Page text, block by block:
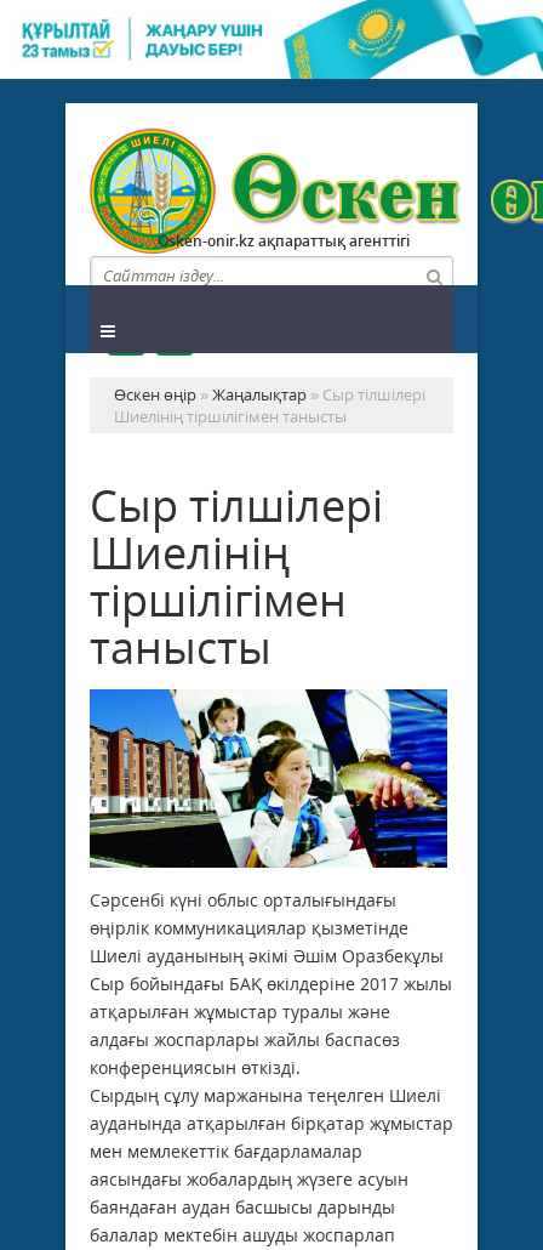
Osken-onir.kz ақпараттық агенттігі
Өскен өңір »Жаңалықтар » Сыр тілшілері
Шиелінің тіршілігімен танысты
Сыр тілшілері
Шиелінің
тіршілігімен
танысты
Сәрсенбі күні облыс орталығындағы
өңірлік коммуникациялар қызметінде
Шиелі ауданының әкімі Әшім Оразбекұлы
Сыр бойындағы БАҚ өкілдеріне 2017 жылы
атқарылған жұмыстар туралы және
алдағы жоспарлары жайлы баспасөз
конференциясын өткізді.
Сырдың сұлу маржанына теңелген Шиелі
ауданында атқарылған бірқатар жұмыстар
мен мемлекеттік бағдарламалар
аясындағы жобалардың жүзеге асуын
баяндаған аудан басшысы дарынды
балалар мектебін ашуды жоспарлап